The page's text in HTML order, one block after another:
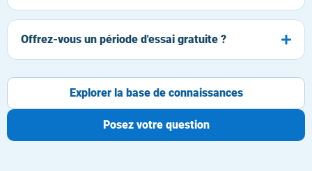
Offrez-vous un période d'essai gratuite ?
Explorer la base de connaissances
Posez votre question